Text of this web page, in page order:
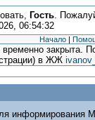
Гость.
06:54:32
Начало |
закрыта.
в ЖЖ
информирования